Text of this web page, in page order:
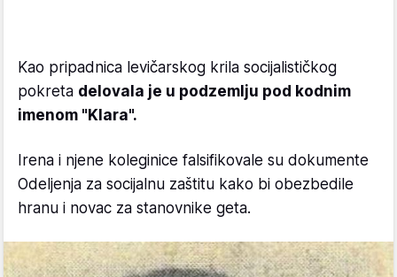
Kao pripadnica levičarskog krila socijalističkog
pokreta delovala je u podzemlju pod kodnim
imenom "Klara".
Irena i njene koleginice falsifikovale su dokumente
Odeljenja za socijalnu zaštitu kako bi obezbedile
hranu i novac za stanovnike geta.